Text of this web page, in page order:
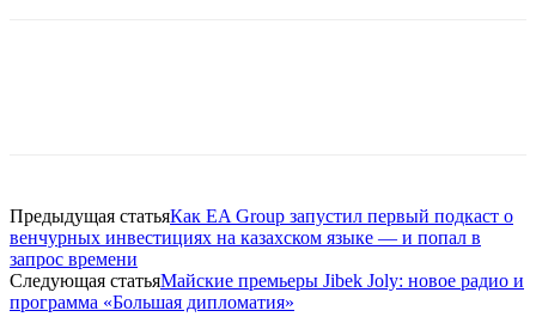
Предыдущая статьяКак EA Group запустил первый подкаст о
венчурных инвестициях на казахском языке — и попал в
запрос времени
Следующая статьяМайские премьеры Jibek Joly: новое радио и
программа «Большая дипломатия»